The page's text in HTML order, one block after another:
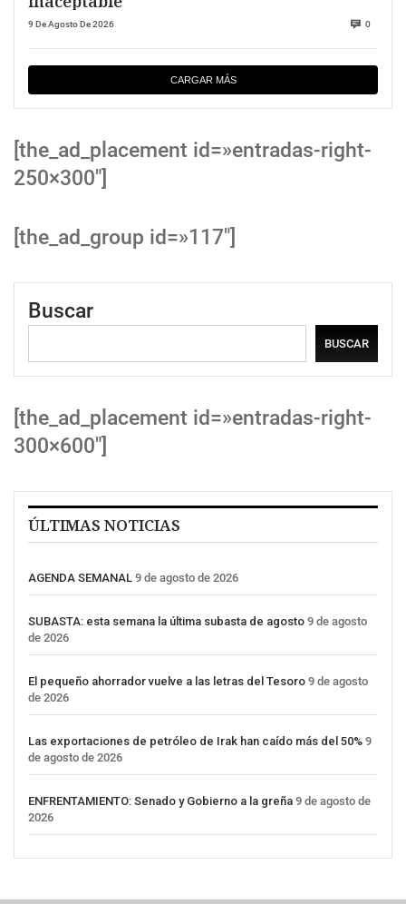
9 De Agosto De 2026 0
CARGAR MÁS
[the_ad_placement id=»entradas-right-
250×300″]
[the_ad_group id=»117″]
Buscar
BUSCAR
[the_ad_placement id=»entradas-right-
300×600″]
ÚLTIMAS NOTICIAS
AGENDA SEMANAL 9 de agosto de 2026
SUBASTA: esta semana la última subasta de agosto 9 de agosto
de 2026
El pequeño ahorrador vuelve a las letras del Tesoro 9 de agosto
de 2026
Las exportaciones de petróleo de Irak han caído más del 50% 9
de agosto de 2026
ENFRENTAMIENTO: Senado y Gobierno a la greña 9 de agosto de
2026